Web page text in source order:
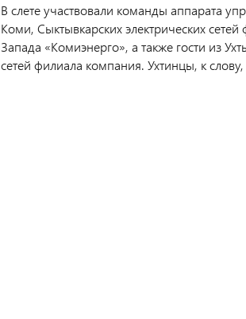
В слете участвовали команды аппарата
Коми, Сыктывкарских электрических
Запада «Комиэнерго», а также гости из
сетей филиала компания. Ухтинцы, к